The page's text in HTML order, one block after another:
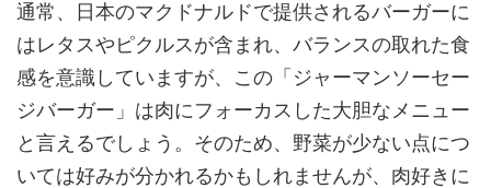
通常、日本のマクドナルドで提供されるバーガーに
はレタスやピクルスが含まれ、バランスの取れた食
感を意識していますが、この「ジャーマンソーセー
ジバーガー」は肉にフォーカスした大胆なメニュー
と言えるでしょう。そのため、野菜が少ない点につ
いては好みが分かれるかもしれませんが、肉好きに